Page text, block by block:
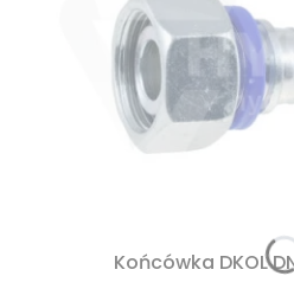
Końcówka DKOL